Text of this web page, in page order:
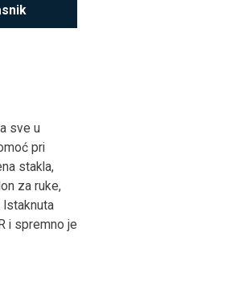
sve u
pri
stakla,
za ruke,
Istaknuta
i spremno je